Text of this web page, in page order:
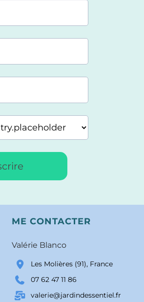
ME CONTACTER
Valérie Blanco
Les Molières (91), France
07 62 47 11 86
valerie@jardindessentiel.fr